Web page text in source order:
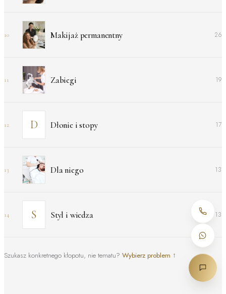
10 Makijaż permanentny 26
11 Zabiegi 19
12 Dłonie i stopy 17
13 Dla niego 13
14 Styl i wiedza 13
Szukasz konkretnego kłopotu, nie tematu? Wybierz problem ↑